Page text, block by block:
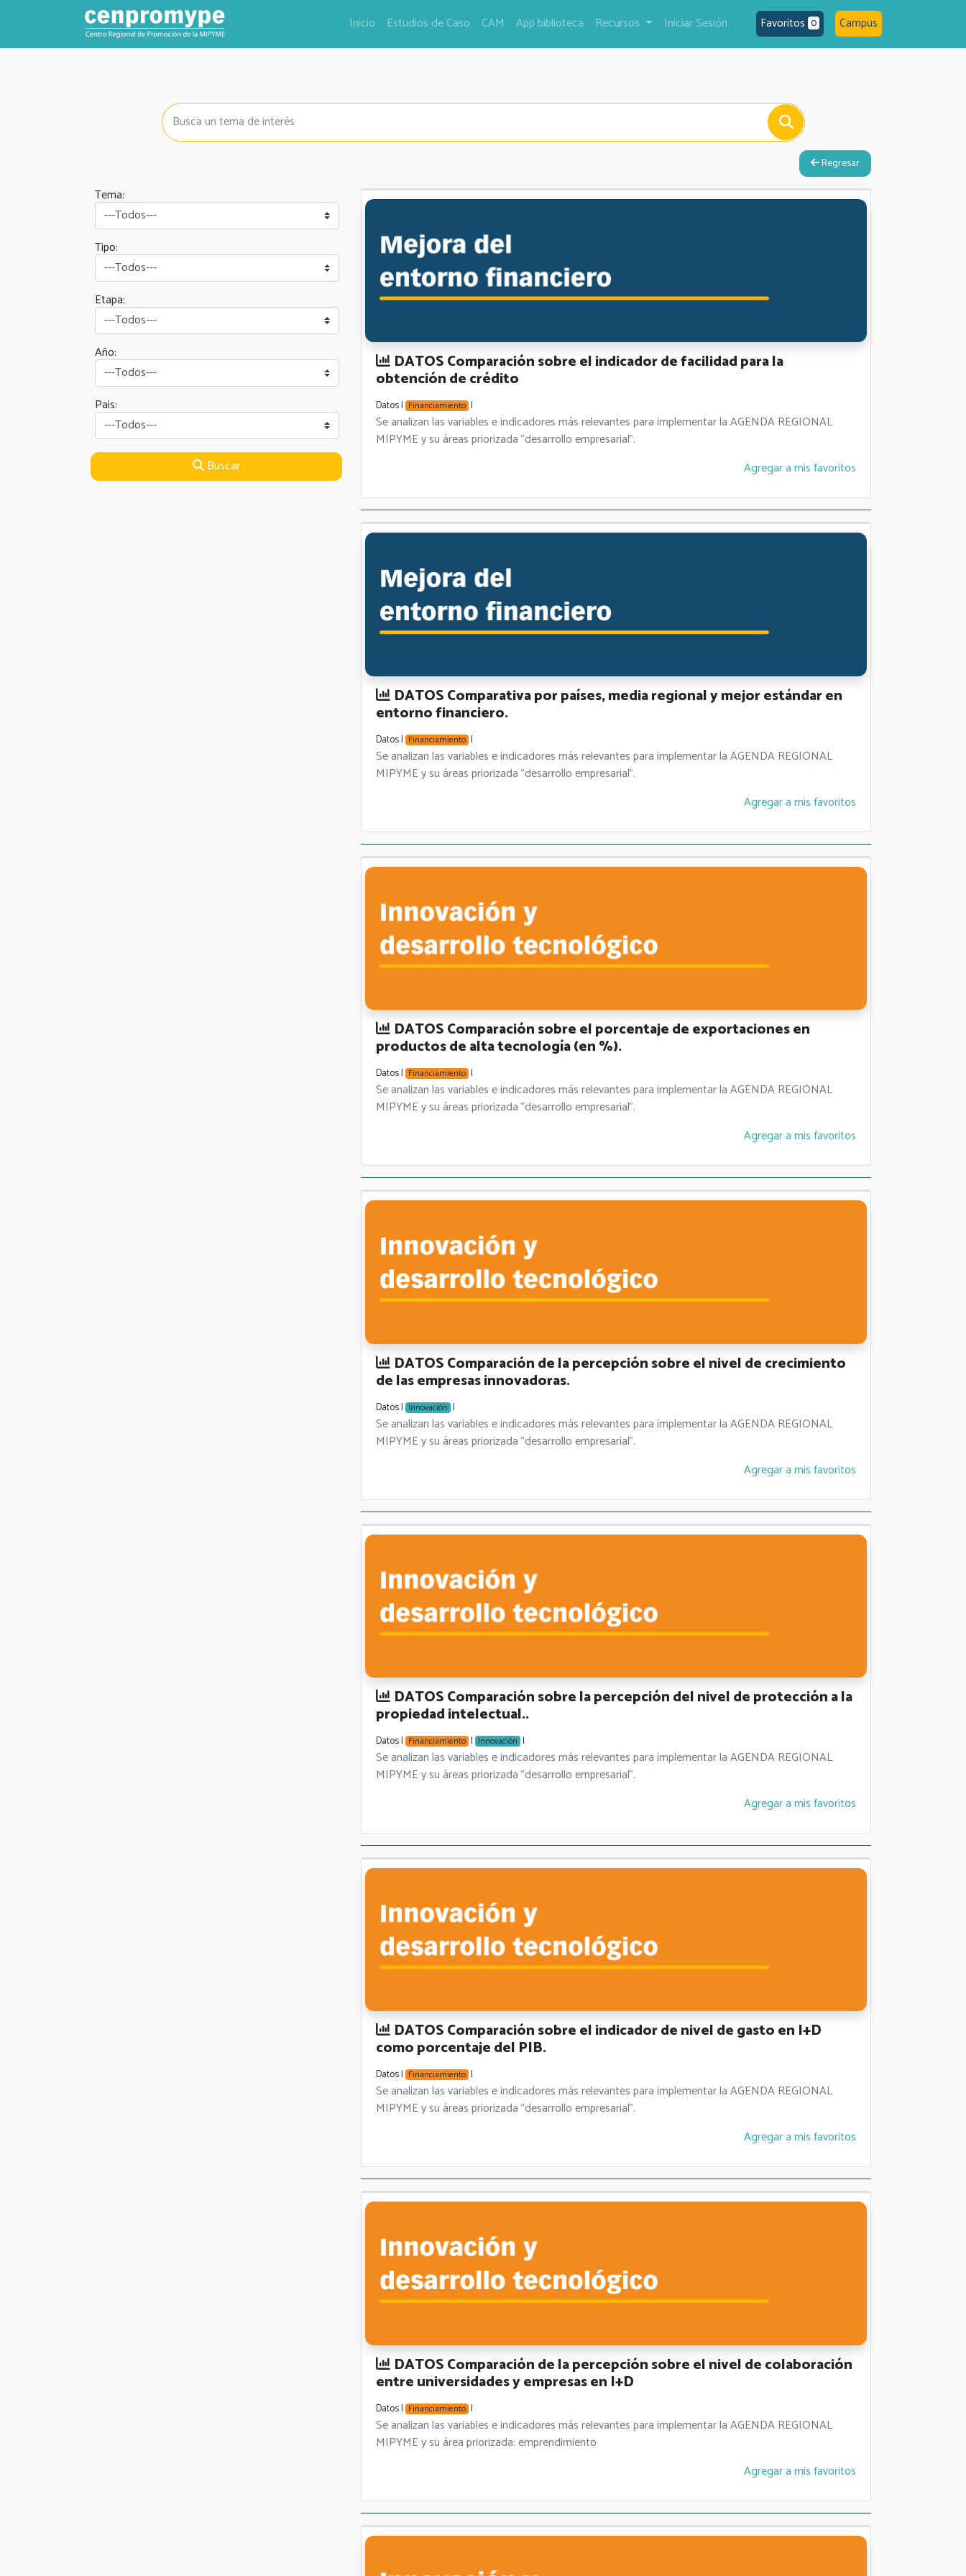
Inicio Estudios de Caso CAM App biblioteca Recursos Iniciar Sesión Favoritos 0 Campus
Regresar
Tema:
Tipo:
Etapa:
Año:
Pais:
Buscar
DATOS Comparación sobre el indicador de facilidad para la
obtención de crédito
Datos | Financiamiento |
Se analizan las variables e indicadores más relevantes para implementar la AGENDA REGIONAL
MIPYME y su áreas priorizada "desarrollo empresarial".
Agregar a mis favoritos
DATOS Comparativa por países, media regional y mejor estándar en
entorno financiero.
Datos | Financiamiento |
Se analizan las variables e indicadores más relevantes para implementar la AGENDA REGIONAL
MIPYME y su áreas priorizada "desarrollo empresarial".
Agregar a mis favoritos
DATOS Comparación sobre el porcentaje de exportaciones en
productos de alta tecnología (en %).
Datos | Financiamiento |
Se analizan las variables e indicadores más relevantes para implementar la AGENDA REGIONAL
MIPYME y su áreas priorizada "desarrollo empresarial".
Agregar a mis favoritos
DATOS Comparación de la percepción sobre el nivel de crecimiento
de las empresas innovadoras.
Datos | Innovación |
Se analizan las variables e indicadores más relevantes para implementar la AGENDA REGIONAL
MIPYME y su áreas priorizada "desarrollo empresarial".
Agregar a mis favoritos
DATOS Comparación sobre la percepción del nivel de protección a la
propiedad intelectual..
Datos | Financiamiento | Innovación |
Se analizan las variables e indicadores más relevantes para implementar la AGENDA REGIONAL
MIPYME y su áreas priorizada "desarrollo empresarial".
Agregar a mis favoritos
DATOS Comparación sobre el indicador de nivel de gasto en I+D
como porcentaje del PIB.
Datos | Financiamiento |
Se analizan las variables e indicadores más relevantes para implementar la AGENDA REGIONAL
MIPYME y su áreas priorizada "desarrollo empresarial".
Agregar a mis favoritos
DATOS Comparación de la percepción sobre el nivel de colaboración
entre universidades y empresas en I+D
Datos | Financiamiento |
Se analizan las variables e indicadores más relevantes para implementar la AGENDA REGIONAL
MIPYME y su área priorizada: emprendimiento
Agregar a mis favoritos